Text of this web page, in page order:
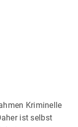
Kriminelle
ist selbst